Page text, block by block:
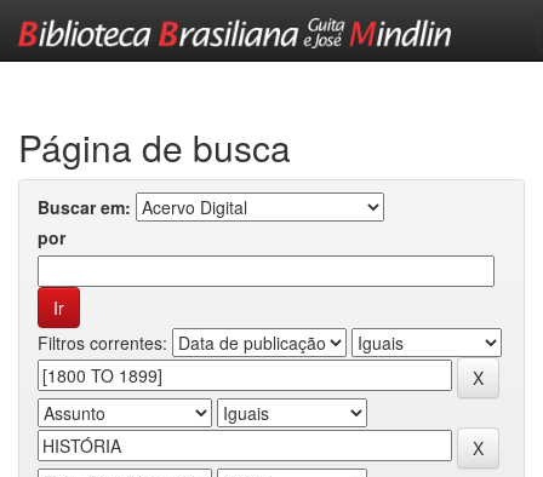
Página de busca
Buscar em:
por
Filtros correntes: